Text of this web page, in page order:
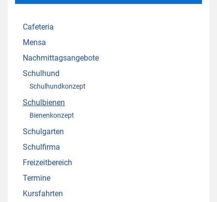
Cafeteria
Mensa
Nachmittagsangebote
Schulhund
Schulhundkonzept
Schulbienen
Bienenkonzept
Schulgarten
Schulfirma
Freizeitbereich
Termine
Kursfahrten